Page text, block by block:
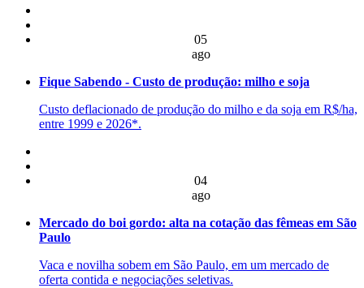
05
ago
Fique Sabendo - Custo de produção: milho e soja
Custo deflacionado de produção do milho e da soja em R$/ha,
entre 1999 e 2026*.
04
ago
Mercado do boi gordo: alta na cotação das fêmeas em São
Paulo
Vaca e novilha sobem em São Paulo, em um mercado de
oferta contida e negociações seletivas.